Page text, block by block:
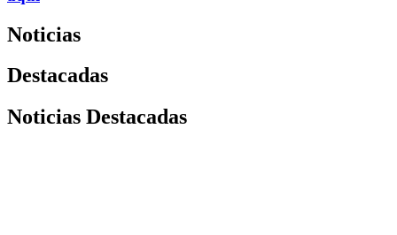
Noticias
Destacadas
Noticias Destacadas